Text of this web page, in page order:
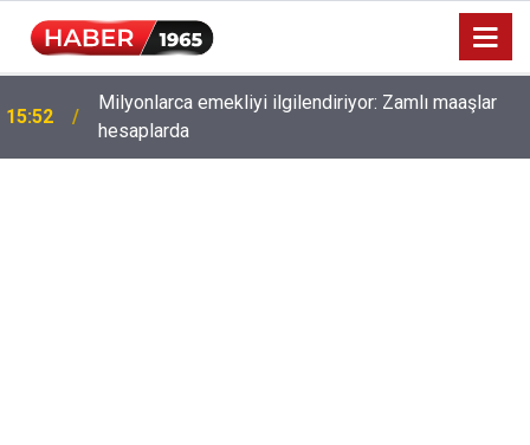
15:52
Milyonlarca emekliyi ilgilendiriyor: Zamlı maaşlar
hesaplarda